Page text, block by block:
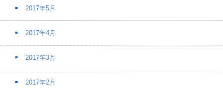
2017年5月
2017年4月
2017年3月
2017年2月